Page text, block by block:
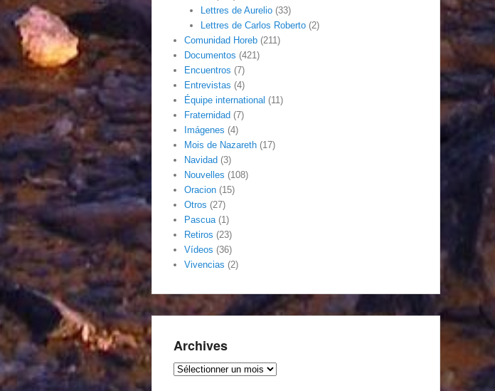
Lettres de Aurelio(33)
Lettres de Carlos Roberto(2)
Comunidad Horeb (211)
Documentos (421)
Encuentros (7)
Entrevistas (4)
Équipe international (11)
Fraternidad (7)
Imágenes (4)
Mois de Nazareth (17)
Navidad (3)
Nouvelles (108)
Oracion (15)
Otros (27)
Pascua(1)
Retiros (23)
Vídeos (36)
Vivencias (2)
Archives
Archives